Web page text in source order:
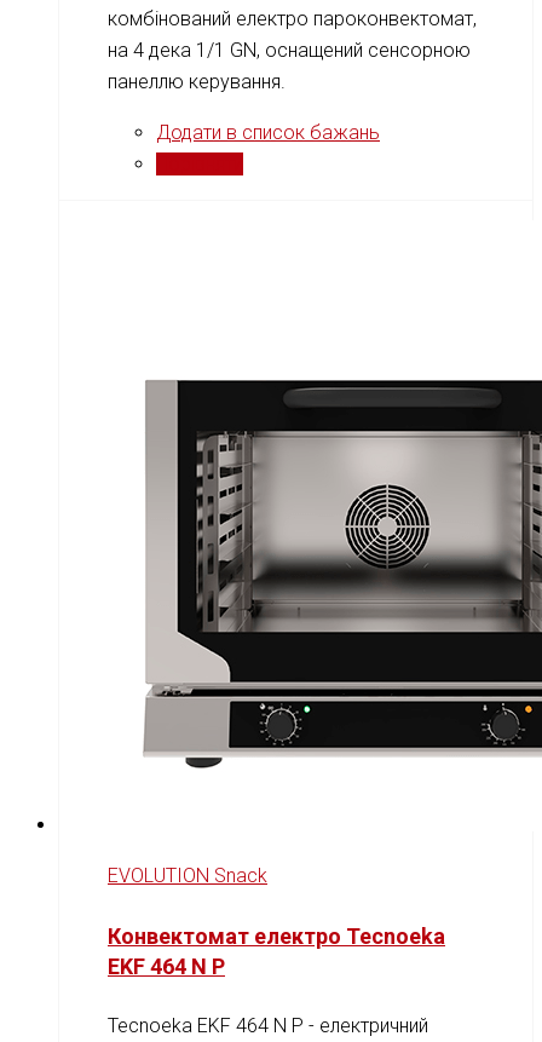
комбінований електро пароконвектомат,
на 4 дека 1/1 GN, оснащений сенсорною
панеллю керування.
Додати в список бажань
EVOLUTION Snack
Конвектомат електро Tecnoeka
EKF 464 N P
Tecnoeka EKF 464 N P - електричний